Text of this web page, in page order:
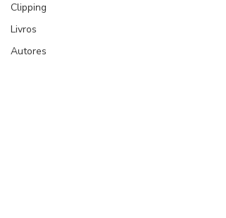
Clipping
Livros
Autores